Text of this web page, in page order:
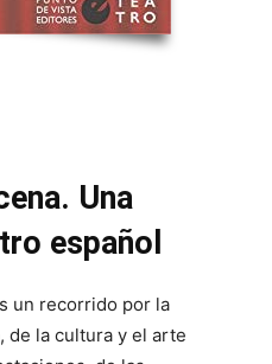
Una
español
un recorrido por la
de la cultura y el arte